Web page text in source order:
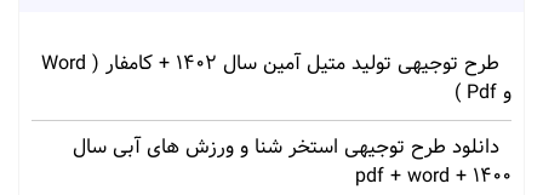
طرح توجیهی تولید متیل آمین سال 1402 + کامفار ( Word
و Pdf )
دانلود طرح توجیهی استخر شنا و ورزش های آبی سال
1400 + pdf + word